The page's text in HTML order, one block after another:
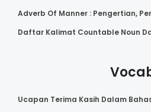
Adverb Of Manner : Pengertian,
Daftar Kalimat Countable Noun
Ucapan Terima Kasih Dalam